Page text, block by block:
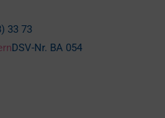
33 73
DSV-Nr. BA 054